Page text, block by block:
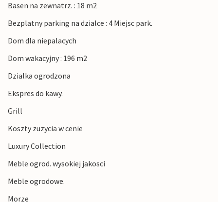
Basen na zewnatrz. : 18 m2
Bezplatny parking na dzialce : 4 Miejsc park.
Dom dla niepalacych
Dom wakacyjny : 196 m2
Dzialka ogrodzona
Ekspres do kawy.
Grill
Koszty zuzycia w cenie
Luxury Collection
Meble ogrod. wysokiej jakosci
Meble ogrodowe.
Morze